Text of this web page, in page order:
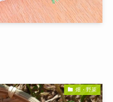
畑・野菜